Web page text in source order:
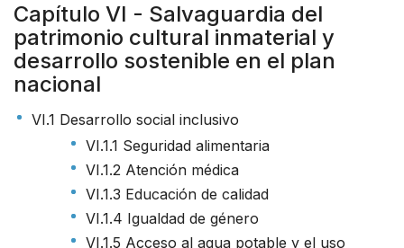
Capítulo VI - Salvaguardia del
patrimonio cultural inmaterial y
desarrollo sostenible en el plan
nacional
VI.1 Desarrollo social inclusivo
VI.1.1 Seguridad alimentaria
VI.1.2 Atención médica
VI.1.3 Educación de calidad
VI.1.4 Igualdad de género
VI.1.5 Acceso al agua potable y el uso